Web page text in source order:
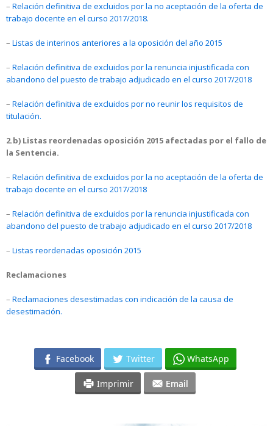
– Relación definitiva de excluidos por la no aceptación de la oferta de
trabajo docente en el curso 2017/2018.
– Listas de interinos anteriores a la oposición del año 2015
– Relación definitiva de excluidos por la renuncia injustificada con
abandono del puesto de trabajo adjudicado en el curso 2017/2018
– Relación definitiva de excluidos por no reunir los requisitos de
titulación.
2.b) Listas reordenadas oposición 2015 afectadas por el fallo de
la Sentencia.
– Relación definitiva de excluidos por la no aceptación de la oferta de
trabajo docente en el curso 2017/2018
– Relación definitiva de excluidos por la renuncia injustificada con
abandono del puesto de trabajo adjudicado en el curso 2017/2018
– Listas reordenadas oposición 2015
Reclamaciones
– Reclamaciones desestimadas con indicación de la causa de
desestimación.
Facebook Twitter WhatsApp
Imprimir Email